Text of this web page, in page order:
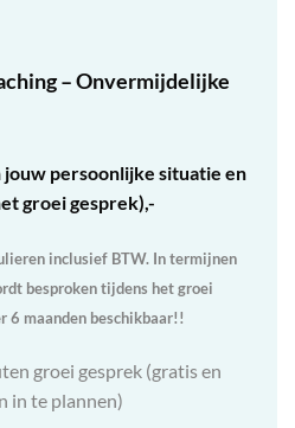
– Onvermijdelijke
persoonlijke situatie en
groei gesprek),-
inclusief BTW. In termijnen
besproken tijdens het groei
6 maanden beschikbaar!!
groei gesprek (gratis en
in te plannen)